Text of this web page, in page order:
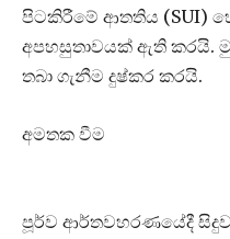
පිටකිරීමේ ආතතිය (SUI)
අපහසුතාවයක් ඇති කරයි.
තබා ගැනීම දුෂ්කර කරයි.
අමතක වීම
පූර්ව ආර්තවහරණයේදී